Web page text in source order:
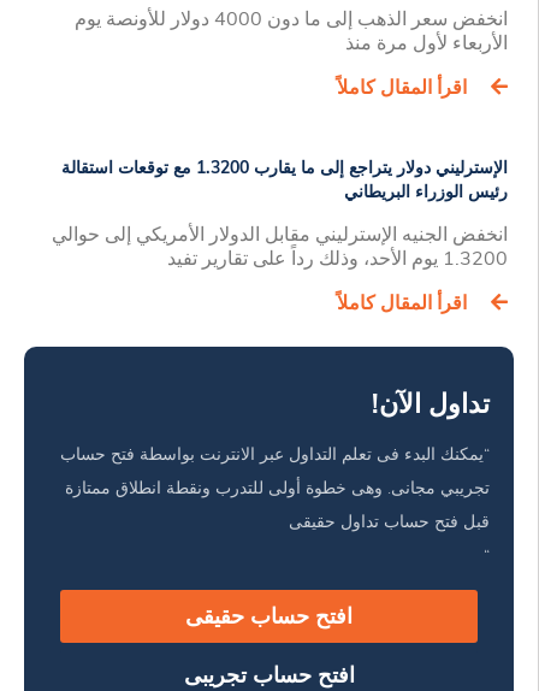
انخفض سعر الذهب إلى ما دون 4000 دولار للأونصة يوم
الأربعاء لأول مرة منذ
اقرأ المقال كاملاً
الإسترليني دولار يتراجع إلى ما يقارب 1.3200 مع توقعات استقالة
رئيس الوزراء البريطاني
انخفض الجنيه الإسترليني مقابل الدولار الأمريكي إلى حوالي
1.3200 يوم الأحد، وذلك رداً على تقارير تفيد
اقرأ المقال كاملاً
تداول الآن!
“يمكنك البدء فى تعلم التداول عبر الانترنت بواسطة فتح حساب
تجريبي مجانى. وهى خطوة أولى للتدرب ونقطة انطلاق ممتازة
قبل فتح حساب تداول حقيقى
“
افتح حساب حقيقى
افتح حساب تجريبى